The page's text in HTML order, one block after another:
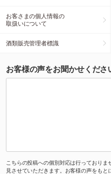
お客さまの個人情報の
取扱いについて
酒類販売管理者標識
お客様の声をお聞かせくださ
こちらの投稿への個別対応は行っており
見させていただきます。お客様の声をも